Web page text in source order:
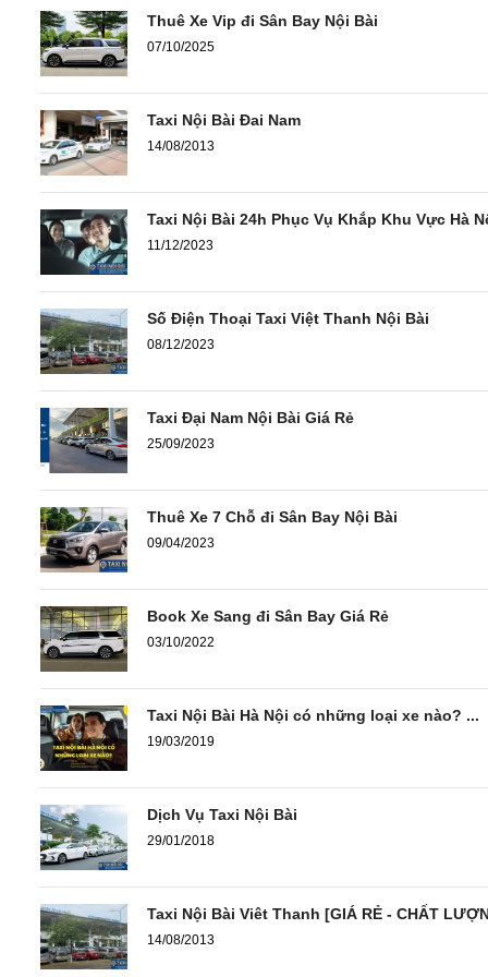
Thuê Xe Vip đi Sân Bay Nội Bài
07/10/2025
Taxi Nội Bài Đai Nam
14/08/2013
Taxi Nội Bài 24h Phục Vụ Khắp Khu Vực Hà
11/12/2023
Số Điện Thoại Taxi Việt Thanh Nội Bài
08/12/2023
Taxi Đại Nam Nội Bài Giá Rẻ
25/09/2023
Thuê Xe 7 Chỗ đi Sân Bay Nội Bài
09/04/2023
Book Xe Sang đi Sân Bay Giá Rẻ
03/10/2022
Taxi Nội Bài Hà Nội có những loại xe nào? ...
19/03/2019
Dịch Vụ Taxi Nội Bài
29/01/2018
Taxi Nội Bài Viêt Thanh [GIÁ RẺ - CHẤT
14/08/2013